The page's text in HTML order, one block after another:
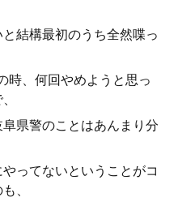
結構最初のうち全然喋っ
時、何回やめようと思っ
県警のことはあんまり分
ってないということがコ
、